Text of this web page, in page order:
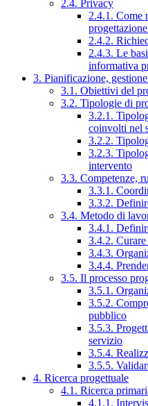
2.4. Privacy
2.4.1. Come
2.4.2.
2.4.3. Le
informativa
3. Pianificazione,
3.1. Obiettivi del
3.2. Tipologie di
3.2.1.
coinvolti nel
3.2.2.
3.2.3.
intervento
3.3. Competenze,
3.3.1.
3.3.2.
3.4. Metodo di
3.4.1.
3.4.2.
3.4.3.
3.4.4.
3.5. Il processo
3.5.1.
3.5.2.
pubblico
3.5.3.
servizio
3.5.4.
3.5.5.
4. Ricerca progettuale
4.1. Ricerca
4.1.1.